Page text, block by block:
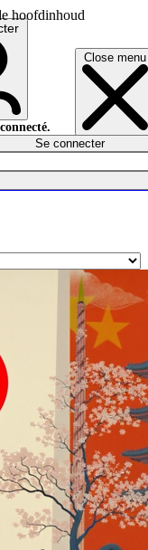
hoofdinhoud
Close menu
Se connecter